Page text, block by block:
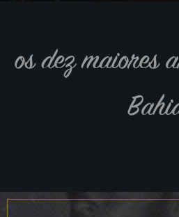
os dez maiores